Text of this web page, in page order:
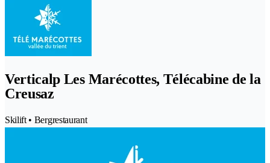
Verticalp Les Marécottes, Télécabine de la
Creusaz
Skilift • Bergrestaurant